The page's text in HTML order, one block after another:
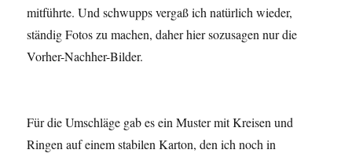
mitführte. Und schwupps vergaß ich natürlich wieder,
ständig Fotos zu machen, daher hier sozusagen nur die
Vorher-Nachher-Bilder.
Für die Umschläge gab es ein Muster mit Kreisen und
Ringen auf einem stabilen Karton, den ich noch in